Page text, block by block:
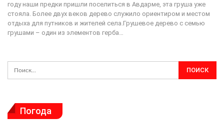
году наши предки пришли поселиться в Авдарме, эта груша уже
стояла. Более двух веков дерево служило ориентиром и местом
отдыха для путников и жителей села.Грушевое дерево с семью
грушами – один из элементов герба
Погода